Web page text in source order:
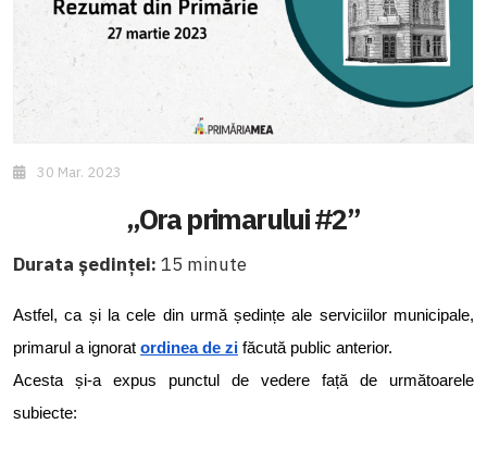
30 Mar. 2023
„Ora primarului #2”
Durata ședinței: 15 minute
Astfel, ca și la cele din urmă ședințe ale serviciilor municipale,
primarul a ignorat ordinea de zi făcută public anterior.
Acesta și-a expus punctul de vedere față de următoarele
subiecte: